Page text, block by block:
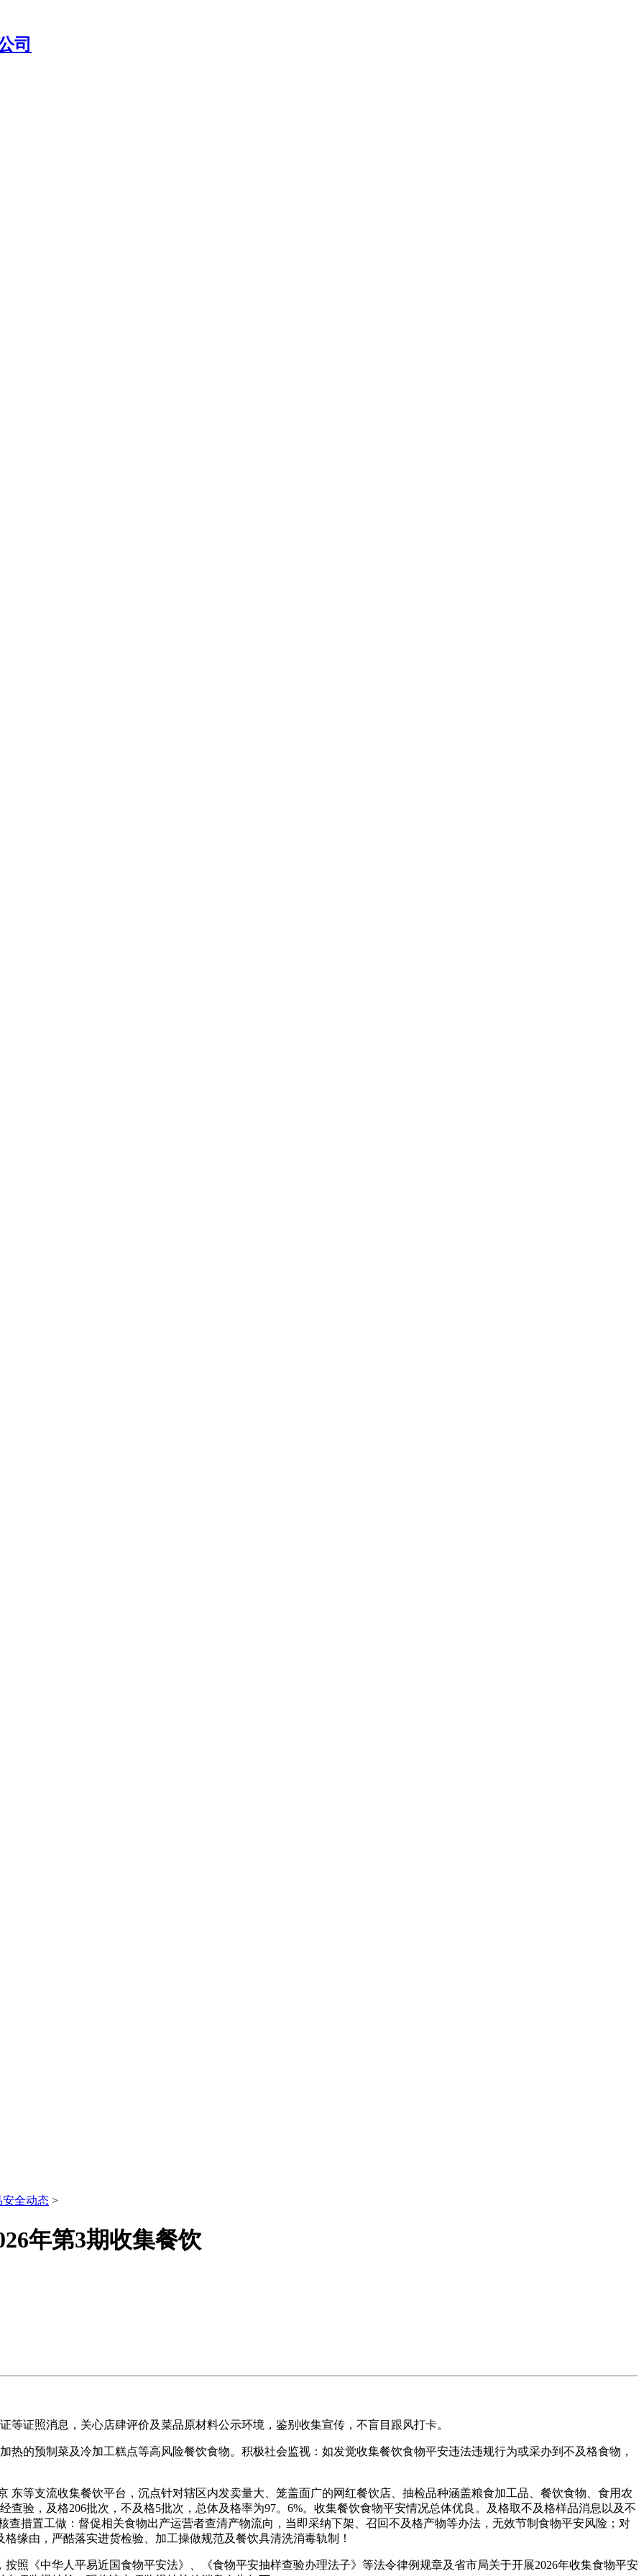
安全动态 >
年第3期收集餐饮
照消息，关心店肆评价及菜品原材料公示环境，鉴别收集宣传，不盲目跟风打卡。
预制菜及冷加工糕点等高风险餐饮食物。积极社会监视：如发觉收集餐饮食物平安违法违规行为或采办到不及格食物，
支流收集餐饮平台，沉点针对辖区内发卖量大、笼盖面广的网红餐饮店、抽检品种涵盖粮食加工品、餐饮食物、食用农
查验，及格206批次，不及格5批次，总体及格率为97。6%。收集餐饮食物平安情况总体优良。及格取不及格样品消息以及不
查措置工做：督促相关食物出产运营者查清产物流向，当即采纳下架、召回不及格产物等办法，无效节制食物平安风险；对
缘由，严酷落实进货检验、加工操做规范及餐饮具清洗消毒轨制！
《中华人平易近国食物平安法》、《食物平安抽样查验办理法子》等法令律例规章及省市局关于开展2026年收集食物平安